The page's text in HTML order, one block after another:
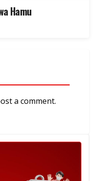
Hamu
a comment.